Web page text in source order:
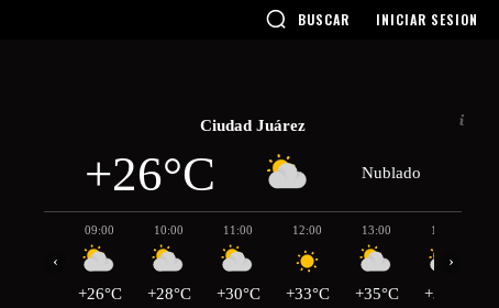
BUSCAR INICIAR SESION
Ciudad Juárez
+26°C Nublado
09:00
+26°C
10:00
+28°C
11:00
+30°C
12:00
+33°C
13:00
+35°C
14:00
+37°C
‹ ›